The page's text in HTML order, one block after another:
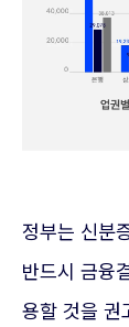
정부는 신분
반드시 금융
용할 것을 권